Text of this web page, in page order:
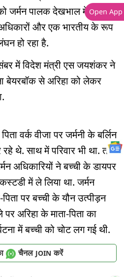
जर्मन पालक देखभाल में रखे
और एक भारतीय के रूप
हो रहा है.
में विदेश मंत्री एस जयशंकर ने
बेयरबॉक से अरिहा को लेकर
वर्क वीजा पर जर्मनी के बर्लिन
थे. साथ में परिवार भी था. तब
अधिकारियों ने बच्ची के डायपर
में ले लिया था. जर्मन
पर बच्ची के यौन उत्पीड़न
अरिहा के माता-पिता का
में बच्ची को चोट लग गई थी.
चैनल JOIN करें
Open App